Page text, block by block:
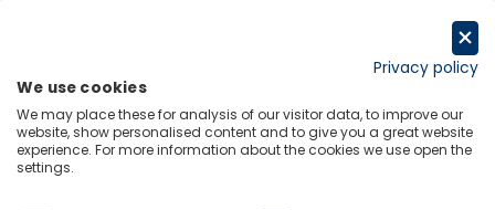
Menu Links
Back to Resource Hub
Privacy policy
We use cookies
We may place these for analysis of our visitor data, to improve our
website, show personalised content and to give you a great website
experience. For more information about the cookies we use open the
settings.